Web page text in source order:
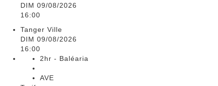
DIM 09/08/2026
16:00
Tanger Ville
DIM 09/08/2026
16:00
2hr - Baléaria
AVE